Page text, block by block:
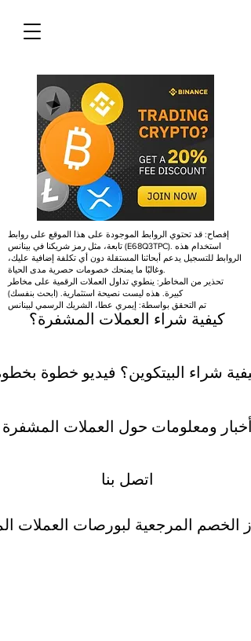
كيفية شراء العملات المشفرة؟
كيفية شراء البيتكوين؟ فيديو خطوة
أخبار ومعلومات حول العملات المشفرة
اتصل بنا
الخصم المرجعية لبورصات العملات
إفصاح: قد تحتوي الروابط الموجودة على هذا الموقع على روابط
تابعة، مثل رمز شريكنا في بينانس (E68Q3TPC). استخدام هذه
الروابط للتسجيل يدعم أبحاثنا المستقلة دون أي تكلفة إضافية عليك،
تحذير من المخاطر: ينطوي تداول العملات الرقمية على مخاطر
كبيرة. هذه ليست نصيحة استثمارية. (ابحث بنفسك)
تم التحقق بواسطة: إيمري عطا، الشريك الرسمي لبينانس